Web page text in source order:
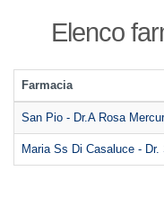
Elenco
Farmacia
San Pio - Dr.A Rosa
Maria Ss Di Casaluce -